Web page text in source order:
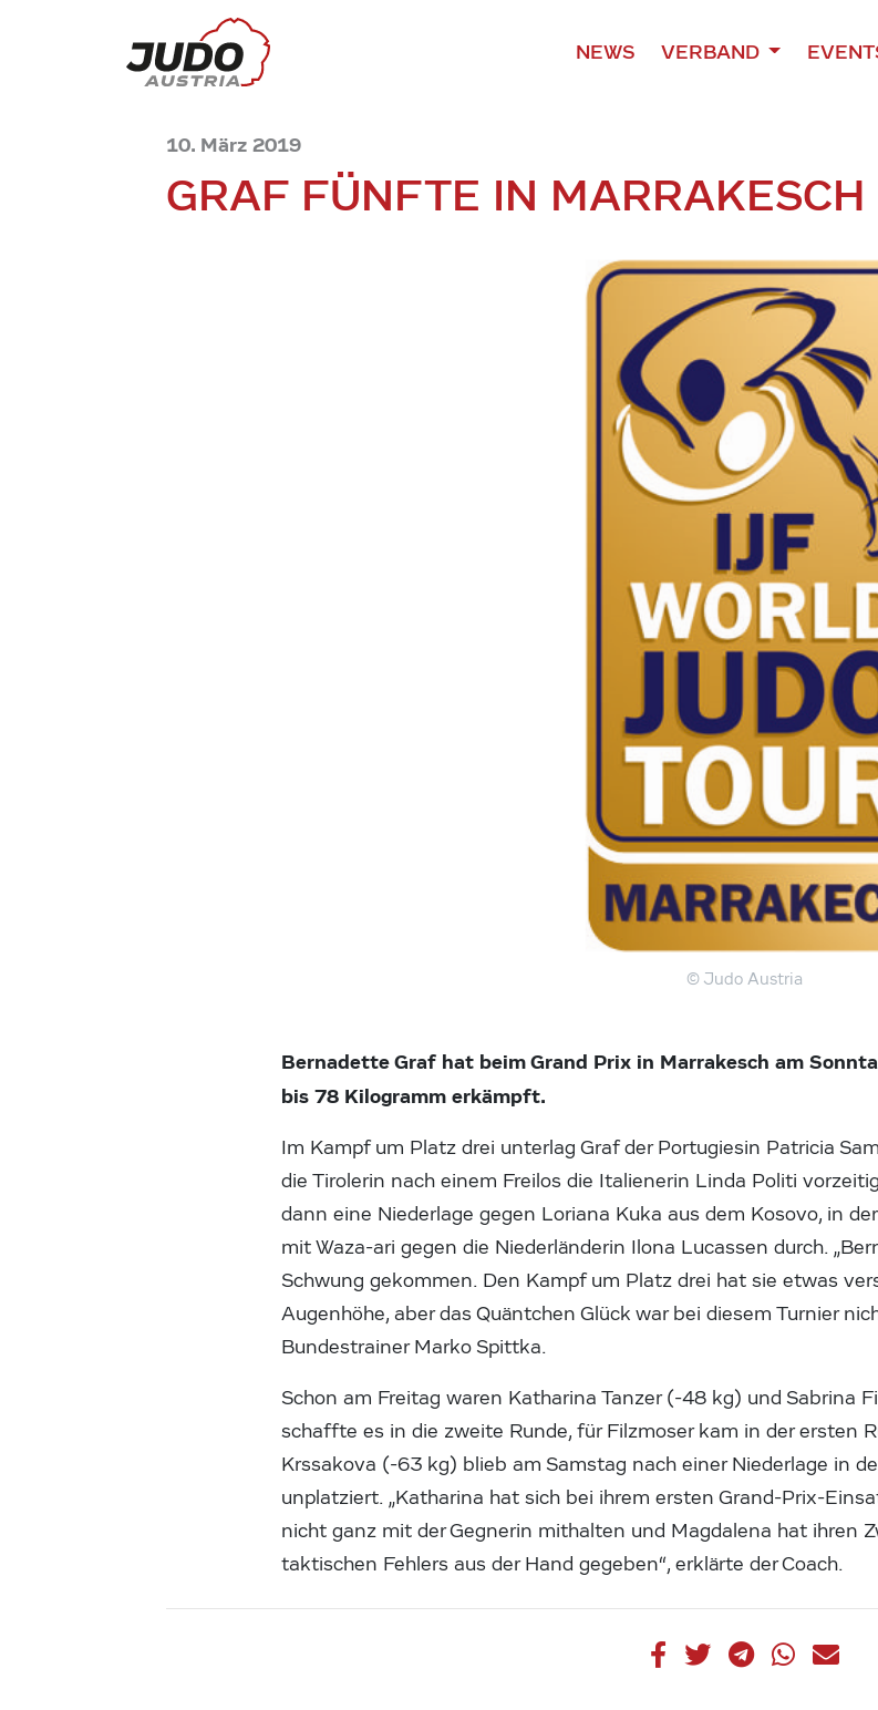
NEWS VERBAND
10. März 2019
GRAF FÜNFTE IN MARRAKESCH
© Judo Austria
Bernadette Graf hat beim Grand Prix in Marrakesch am
bis 78 Kilogramm erkämpft.
Im Kampf um Platz drei unterlag Graf der Portugiesin Patricia
die Tirolerin nach einem Freilos die Italienerin Linda Politi
dann eine Niederlage gegen Loriana Kuka aus dem Kosovo, in
mit Waza-ari gegen die Niederländerin Ilona Lucassen durch.
Schwung gekommen. Den Kampf um Platz drei hat sie etwas
Augenhöhe, aber das Quäntchen Glück war bei diesem Turnier
Bundestrainer Marko Spittka.
Schon am Freitag waren Katharina Tanzer (-48 kg) und Sabrina
schaffte es in die zweite Runde, für Filzmoser kam in der ersten
Krssakova (-63 kg) blieb am Samstag nach einer Niederlage in
unplatziert. „Katharina hat sich bei ihrem ersten Grand-Prix-
nicht ganz mit der Gegnerin mithalten und Magdalena hat ihren
taktischen Fehlers aus der Hand gegeben“, erklärte der Coach.